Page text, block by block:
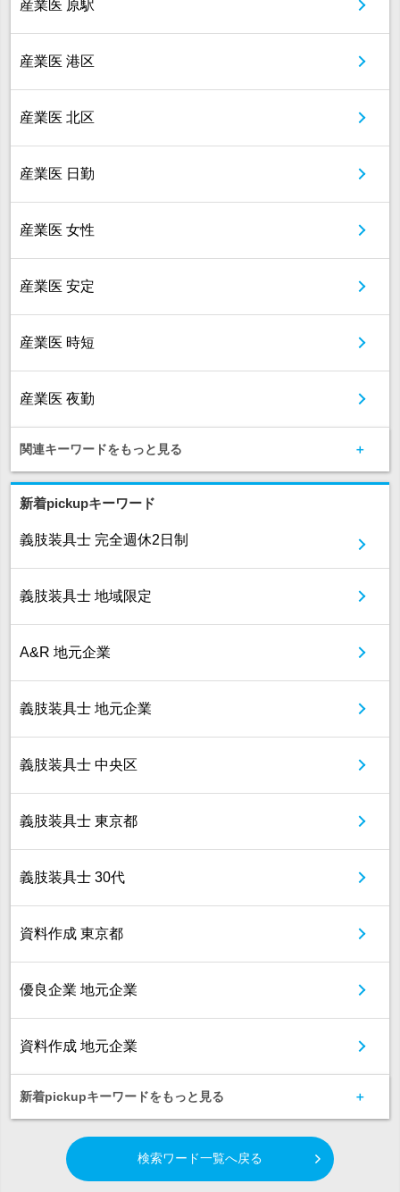
産業医 原駅
産業医 港区
産業医 北区
産業医 日勤
産業医 女性
産業医 安定
産業医 時短
産業医 夜勤
関連キーワードをもっと見る
新着pickupキーワード
義肢装具士 完全週休2日制
義肢装具士 地域限定
A&R 地元企業
義肢装具士 地元企業
義肢装具士 中央区
義肢装具士 東京都
義肢装具士 30代
資料作成 東京都
優良企業 地元企業
資料作成 地元企業
新着pickupキーワードをもっと見る
検索ワード一覧へ戻る